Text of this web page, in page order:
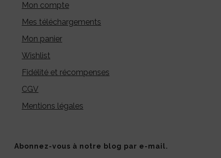
Mon compte
Mes téléchargements
Mon panier
Wishlist
Fidélité et récompenses
CGV
Mentions légales
Abonnez-vous à notre blog par e-mail.